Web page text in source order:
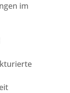
im